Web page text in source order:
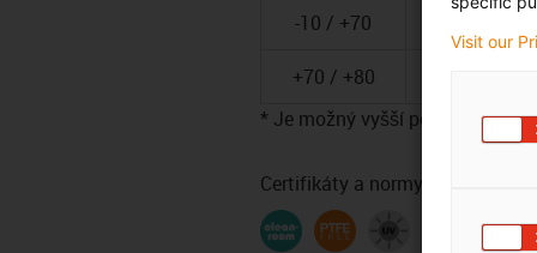
-10 / +70
+70 / +80
* Je možný vyšší počet
Certifikáty a normy
Visit our